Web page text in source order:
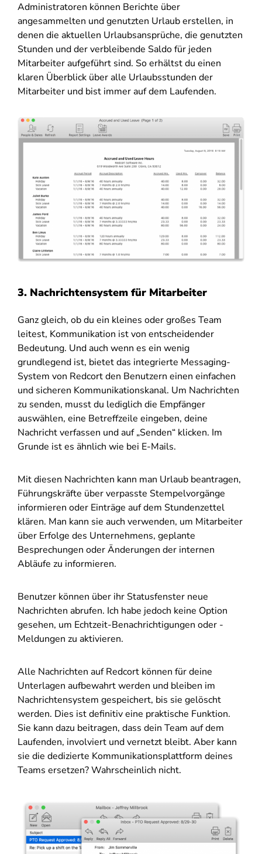
Administratoren können Berichte über
angesammelten und genutzten Urlaub erstellen, in
denen die aktuellen Urlaubsansprüche, die genutzten
Stunden und der verbleibende Saldo für jeden
Mitarbeiter aufgeführt sind. So erhältst du einen
klaren Überblick über alle Urlaubsstunden der
Mitarbeiter und bist immer auf dem Laufenden.
3. Nachrichtensystem für Mitarbeiter
Ganz gleich, ob du ein kleines oder großes Team
leitest, Kommunikation ist von entscheidender
Bedeutung. Und auch wenn es ein wenig
grundlegend ist, bietet das integrierte Messaging-
System von Redcort den Benutzern einen einfachen
und sicheren Kommunikationskanal. Um Nachrichten
zu senden, musst du lediglich die Empfänger
auswählen, eine Betreffzeile eingeben, deine
Nachricht verfassen und auf „Senden“ klicken. Im
Grunde ist es ähnlich wie bei E-Mails.
Mit diesen Nachrichten kann man Urlaub beantragen,
Führungskräfte über verpasste Stempelvorgänge
informieren oder Einträge auf dem Stundenzettel
klären. Man kann sie auch verwenden, um Mitarbeiter
über Erfolge des Unternehmens, geplante
Besprechungen oder Änderungen der internen
Abläufe zu informieren.
Benutzer können über ihr Statusfenster neue
Nachrichten abrufen. Ich habe jedoch keine Option
gesehen, um Echtzeit-Benachrichtigungen oder -
Meldungen zu aktivieren.
Alle Nachrichten auf Redcort können für deine
Unterlagen aufbewahrt werden und bleiben im
Nachrichtensystem gespeichert, bis sie gelöscht
werden. Dies ist definitiv eine praktische Funktion.
Sie kann dazu beitragen, dass dein Team auf dem
Laufenden, involviert und vernetzt bleibt. Aber kann
sie die dedizierte Kommunikationsplattform deines
Teams ersetzen? Wahrscheinlich nicht.